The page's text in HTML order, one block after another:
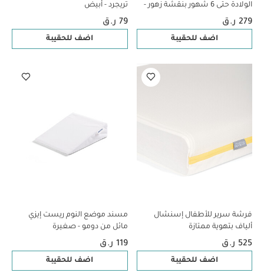
الولادة حتى 6 شهور بنقشة زهور -
معدل دفء 2.5
279 ر.ق
اضف للحقيبة
تريجرد - أبيض
79 ر.ق
اضف للحقيبة
فرشة سرير للأطفال إسنشال
ألياف بتهوية ممتازة
525 ر.ق
اضف للحقيبة
مسند موضع النوم ريست إيزي
مائل من دومو - صغيرة
119 ر.ق
اضف للحقيبة